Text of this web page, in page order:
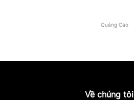
Quảng Cáo
Về chúng tôi